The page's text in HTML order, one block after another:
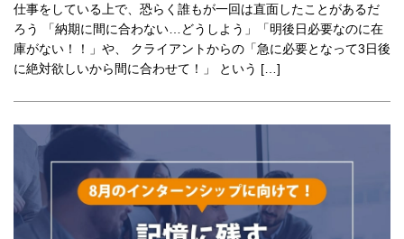
仕事をしている上で、恐らく誰もが一回は直面したことがあるだ
ろう 「納期に間に合わない…どうしよう」「明後日必要なのに在
庫がない！！」や、 クライアントからの「急に必要となって3日後
に絶対欲しいから間に合わせて！」 という […]